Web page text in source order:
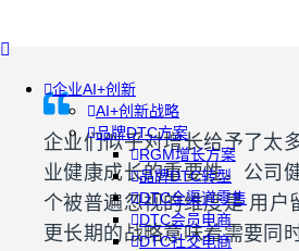
企业AI+创新
AI+创新战略
品牌DTC方案
RGM增长方案
品牌DTC转型
DTC全渠道零售
DTC会员电商
DTC社交电商
企业们似乎对增长给予了太
业健康成长的重要性。公司
个被普遍忽视的维度是 用户
更长期的战略意味着需要同